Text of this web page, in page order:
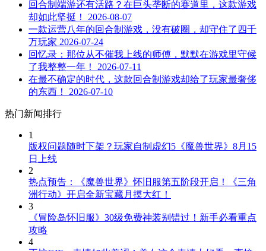
回合制端游还有活路？在巨头垄断的赛道里，这款游戏
却如此坚挺！
2026-08-07
一款运营八年的回合制游戏，没有破圈，却守住了四千
万玩家 2026-07-24
回忆录：那位从不催我上线的师傅，默默在游戏里守候
了我整整一年！
2026-07-11
在最不确定的时代，这款回合制游戏却给了玩家最奢侈
的东西！
2026-07-10
热门新闻排行
1
版权问题随时下架？玩家自制虚幻5《魔兽世界》8月15
日上线
2
热点预告：《魔兽世界》怀旧服第五阶段开启！《三角
洲行动》开启全新宝藏月摸大红！
3
《冒险岛怀旧服》30级免费神装别错过！新手必看重点
攻略
4